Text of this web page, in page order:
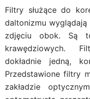
Filtry służące do
daltonizmu
zdjęciu obok. Są
krawędziowych.
dokładnie jedną,
Przedstawione filtry
zakładzie